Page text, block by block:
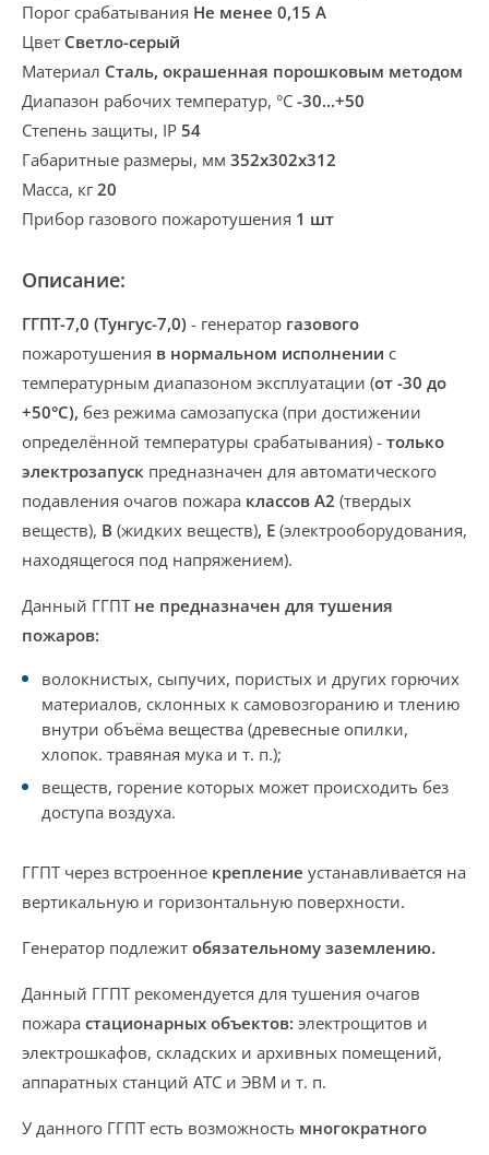
Порог срабатывания Не менее 0,15 А
Цвет Светло-серый
Материал Сталь, окрашенная порошковым методом
Диапазон рабочих температур, °С -30...+50
Степень защиты, IP 54
Габаритные размеры, мм 352х302х312
Масса, кг20
Прибор газового пожаротушения 1 шт
Описание:
ГГПТ-7,0 (Тунгус-7,0) - генератор газового
пожаротушения в нормальном исполнении с
температурным диапазоном эксплуатации (от -30 до
+50°С), без режима самозапуска (при достижении
определённой температуры срабатывания) - только
электрозапуск предназначен для автоматического
подавления очагов пожара классов А2 (твердых
веществ), В (жидких веществ), Е (электрооборудования,
находящегося под напряжением).
Данный ГГПТ не предназначен для тушения
пожаров:
волокнистых, сыпучих, пористых и других горючих
материалов, склонных к самовозгоранию и тлению
внутри объёма вещества (древесные опилки,
хлопок. травяная мука и т. п.);
веществ, горение которых может происходить без
доступа воздуха.
ГГПТ через встроенное крепление устанавливается на
вертикальную и горизонтальную поверхности.
Генератор подлежит обязательному заземлению.
Данный ГГПТ рекомендуется для тушения очагов
пожара стационарных объектов: электрощитов и
электрошкафов, складских и архивных помещений,
аппаратных станций АТС и ЭВМ и т. п.
У данного ГГПТ есть возможность многократного